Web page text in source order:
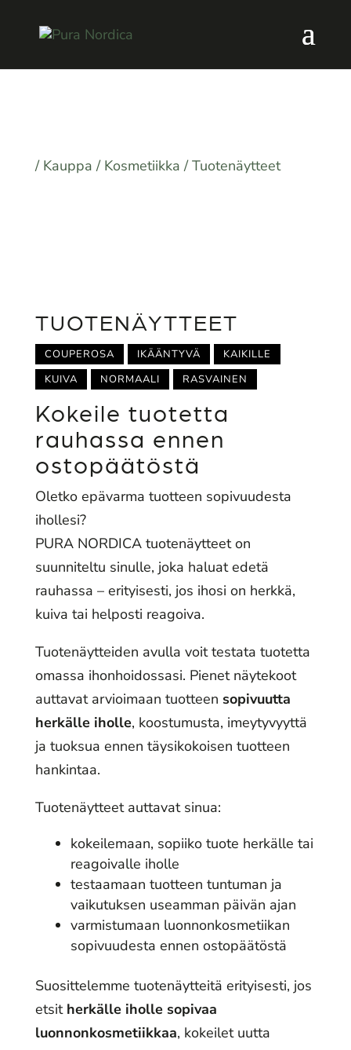
/ Kauppa / Kosmetiikka / Tuotenäytteet
TUOTENÄYTTEET
COUPEROSA IKÄÄNTYVÄ
KAIKILLE
KUIVA
NORMAALI RASVAINEN
Kokeile tuotetta
rauhassa ennen
ostopäätöstä
Oletko epävarma tuotteen sopivuudesta
ihollesi?
PURA NORDICA tuotenäytteet on
suunniteltu sinulle, joka haluat edetä
rauhassa – erityisesti, jos ihosi on herkkä,
kuiva tai helposti reagoiva.
Tuotenäytteiden avulla voit testata tuotetta
omassa ihonhoidossasi. Pienet näytekoot
auttavat arvioimaan tuotteen sopivuutta
herkälle iholle, koostumusta, imeytyvyyttä
ja tuoksua ennen täysikokoisen tuotteen
hankintaa.
Tuotenäytteet auttavat sinua:
kokeilemaan, sopiiko tuote herkälle tai
reagoivalle iholle
testaamaan tuotteen tuntuman ja
vaikutuksen useamman päivän ajan
varmistumaan luonnonkosmetiikan
sopivuudesta ennen ostopäätöstä
Suosittelemme tuotenäytteitä erityisesti, jos
etsit herkälle iholle sopivaa
luonnonkosmetiikkaa, kokeilet uutta